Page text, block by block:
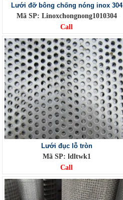
Lưới đỡ bông chống nóng inox 304
Mã SP: Linoxchongnong1010304
Call
Lưới đục lỗ tròn
Mã SP: ldltwk1
Call